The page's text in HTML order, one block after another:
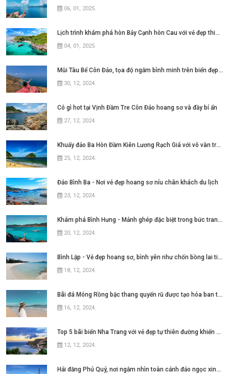
06, 01, 2025.
Lịch trình khám phá hòn Bảy Cạnh hòn Cau với vẻ đẹp thiên nhiên hoang sơ
04, 01, 2025.
Mũi Tàu Bể Côn Đảo, tọa độ ngắm bình minh trên biển đẹp mê hồn
30, 12, 2024.
Có gì hot tại Vịnh Đầm Tre Côn Đảo hoang sơ và đầy bí ẩn
27, 12, 2024.
Khuấy đảo Ba Hòn Đầm Kiên Lương Rạch Giá với vô vàn trải nghiệm
25, 12, 2024.
Đảo Bình Ba - Nơi vẻ đẹp hoang sơ níu chân khách du lịch
23, 12, 2024.
Khám phá Bình Hưng - Mảnh ghép đặc biệt trong bức tranh Tứ Bình tại Nha Trang
20, 12, 2024.
Bình Lập - Vẻ đẹp hoang sơ, bình yên như chốn bồng lai tiên cảnh
18, 12, 2024.
Bãi đá Móng Rồng bậc thang quyến rũ được tạo hóa ban tặng cho Cô Tô
16, 12, 2024.
Top 5 bãi biển Nha Trang với vẻ đẹp tự thiên đường khiến bao người thương nhớ
12, 12, 2024.
Hải đăng Phú Quý, nơi ngắm nhìn toàn cảnh đảo ngọc xinh đẹp